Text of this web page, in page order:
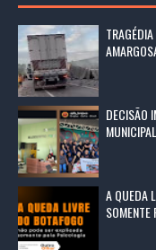
DECISÃO
A QUEDA